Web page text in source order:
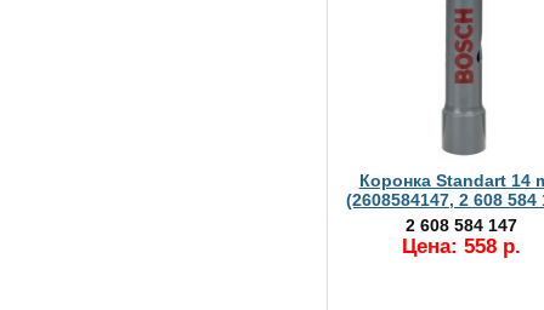
Коронка Standart 14
(2608584147, 2 608 584
2 608 584 147
Цена: 558 р.